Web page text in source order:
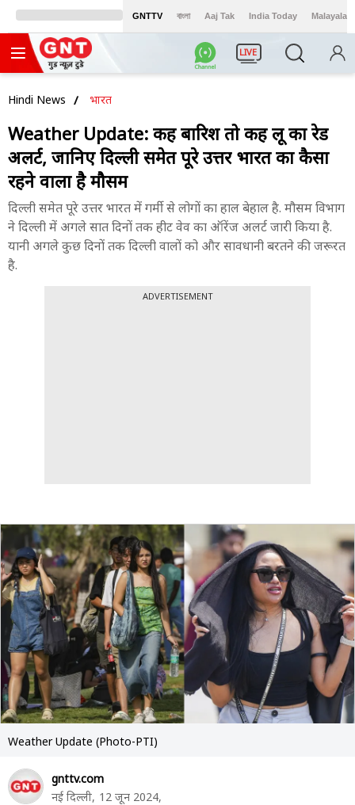
GNTTV বাংলা Aaj Tak India Today Malayalam
LIVE
Hindi News भारत
Weather Update: कहीं बारिश तो कहीं लू का रेड
अलर्ट, जानिए दिल्ली समेत पूरे उत्तर भारत का कैसा
रहने वाला है मौसम
दिल्ली समेत पूरे उत्तर भारत में गर्मी से लोगों का हाल बेहाल है. मौसम विभाग
ने दिल्ली में अगले सात दिनों तक हीट वेव का ऑरेंज अलर्ट जारी किया है.
यानी अगले कुछ दिनों तक दिल्ली वालों को और सावधानी बरतने की जरूरत
है.
ADVERTISEMENT
Weather Update (Photo-PTI)
gnttv.com
नई दिल्ली, 12 जून 2024,